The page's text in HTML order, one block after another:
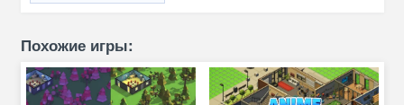
Похожие игры: